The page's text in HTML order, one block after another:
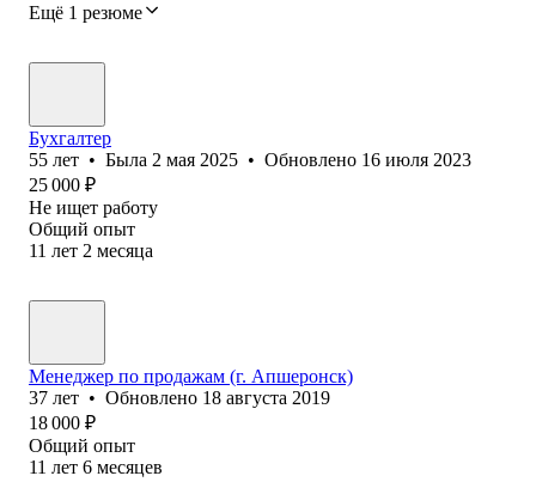
Ещё 1 резюме
Бухгалтер
55 лет • Была 2 мая 2025 • Обновлено 16 июля 2023
25 000 ₽
Не ищет работу
Общий опыт
11 лет 2 месяца
Менеджер по продажам (г. Апшеронск)
37 лет • Обновлено 18 августа 2019
18 000 ₽
Общий опыт
11 лет 6 месяцев